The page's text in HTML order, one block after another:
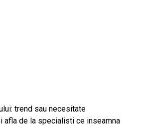
trend sau necesitate
afla de la specialisti ce inseamna